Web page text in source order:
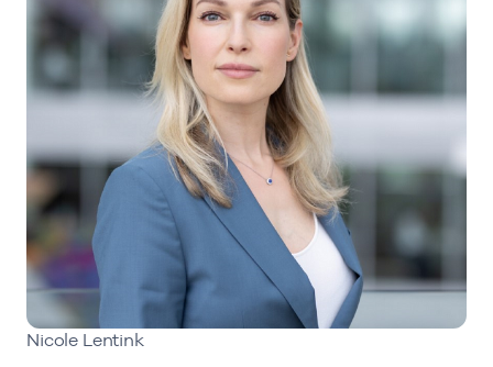
Nicole Lentink